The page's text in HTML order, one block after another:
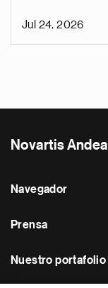
Jul 24, 2026
Novartis
Navegador
Prensa
Nuestro portafolio